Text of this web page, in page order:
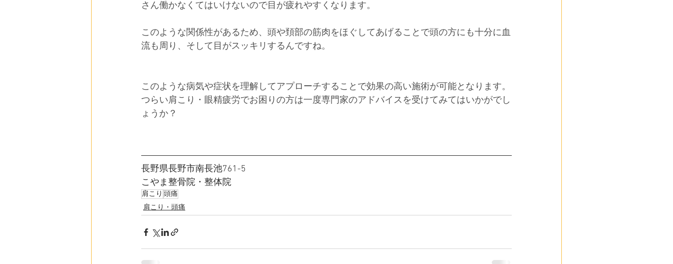
さん働かなくてはいけないので目が疲れやすくなります。
このような関係性があるため、頭や頚部の筋肉をほぐしてあげることで頭の方にも十分に血
流も周り、そして目がスッキリするんですね。
このような病気や症状を理解してアプローチすることで効果の高い施術が可能となります。
つらい肩こり・眼精疲労でお困りの方は一度専門家のアドバイスを受けてみてはいかがでし
ょうか？
長野県長野市南長池761-5
こやま整骨院・整体院
肩こり 頭痛
肩こり・頭痛